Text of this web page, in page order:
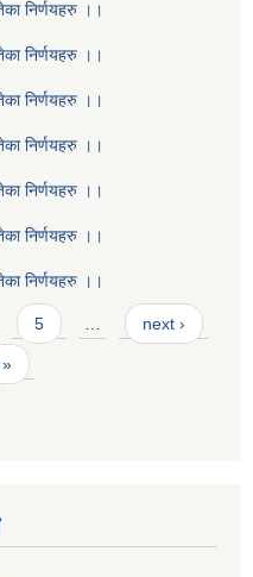
निर्णयहरु ।।
निर्णयहरु ।।
निर्णयहरु ।।
निर्णयहरु ।।
निर्णयहरु ।।
निर्णयहरु ।।
निर्णयहरु ।।
5 … next ›